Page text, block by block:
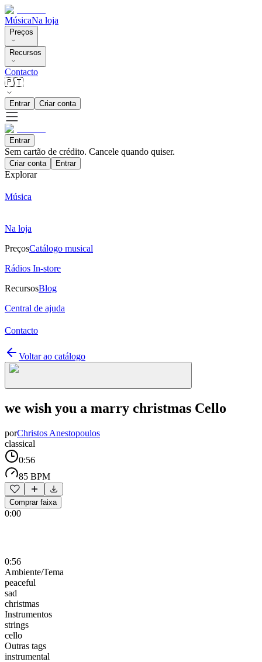
MúsicaNa loja
Preços
Recursos
Contacto
🇵🇹
Entrar Criar conta
Entrar
Sem cartão de crédito. Cancele quando quiser.
Criar conta Entrar
Explorar
Música
Na loja
PreçosCatálogo musical
Rádios In-store
RecursosBlog
Central de ajuda
Contacto
Voltar ao catálogo
we wish you a marry christmas Cello
porChristos Anestopoulos
classical
0:56
85 BPM
Comprar faixa
0:00
0:56
Ambiente/Tema
peaceful
sad
christmas
Instrumentos
strings
cello
Outras tags
instrumental